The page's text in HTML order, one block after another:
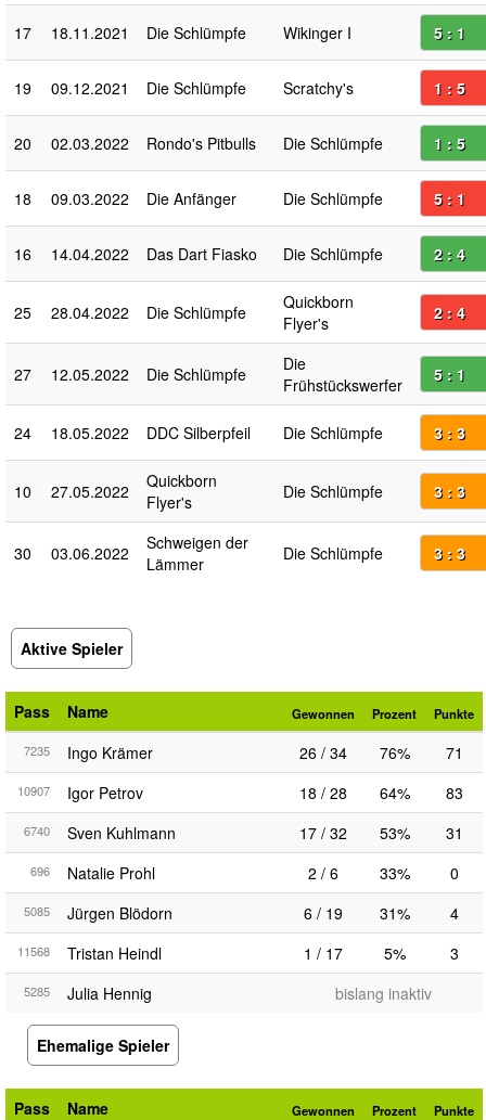
17 18.11.2021 Die Schlümpfe Wikinger I 5 : 1
19 09.12.2021 Die Schlümpfe Scratchy's 1 : 5
20 02.03.2022 Rondo's Pitbulls Die Schlümpfe 1 : 5
18 09.03.2022 Die Anfänger Die Schlümpfe 5 : 1
16 14.04.2022 Das Dart Fiasko Die Schlümpfe 2 : 4
25 28.04.2022 Die Schlümpfe
Quickborn
Flyer's
2 : 4
27 12.05.2022 Die Schlümpfe
Die
Frühstückswerfer
5 : 1
24 18.05.2022 DDC Silberpfeil Die Schlümpfe 3 : 3
10 27.05.2022
Quickborn
Flyer's
Die Schlümpfe 3 : 3
30 03.06.2022
Schweigen der
Lämmer
Die Schlümpfe 3 : 3
Aktive Spieler
Pass Name Gewonnen Prozent Punkte
7235 Ingo Krämer 26 / 34 76% 71
10907 Igor Petrov 18 / 28 64% 83
6740 Sven Kuhlmann 17 / 32 53% 31
696 Natalie Prohl 2 / 6 33% 0
5085 Jürgen Blödorn 6 / 19 31% 4
11568 Tristan Heindl 1 / 17 5% 3
5285 Julia Hennig bislang inaktiv
Ehemalige Spieler
Pass Name Gewonnen Prozent Punkte